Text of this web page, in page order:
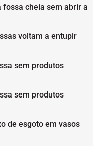
cheia sem abrir a
voltam a entupir
sem produtos
sem produtos
de esgoto em vasos